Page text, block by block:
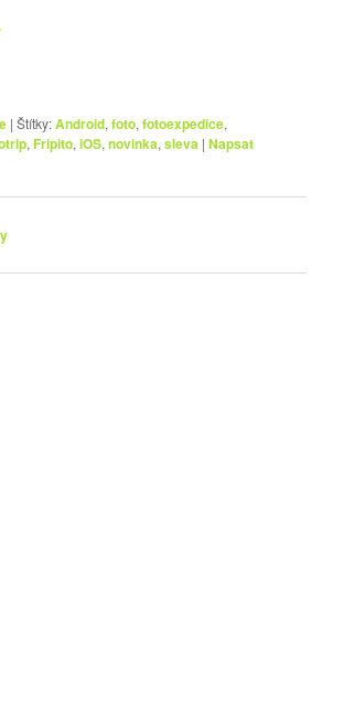
|Štítky:Android,foto,fotoexpedice,
,Fripito,iOS,novinka,sleva |Napsat